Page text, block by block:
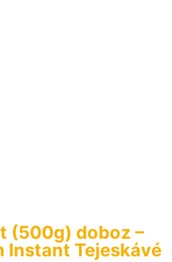
(500g) doboz –
Instant Tejeskávé